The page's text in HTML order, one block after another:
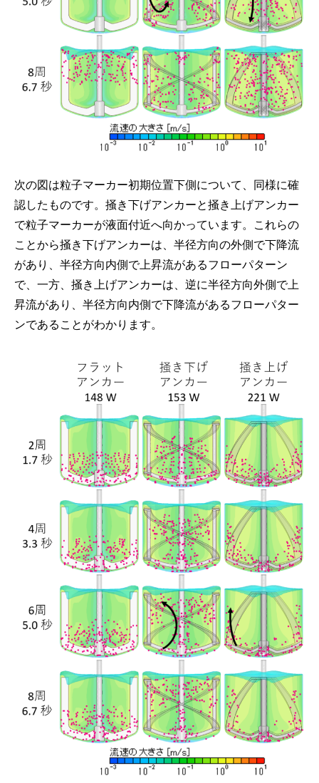
次の図は粒子マーカー初期位置下側について、同様に確
認したものです。掻き下げアンカーと掻き上げアンカー
で粒子マーカーが液面付近へ向かっています。これらの
ことから掻き下げアンカーは、半径方向の外側で下降流
があり、半径方向内側で上昇流があるフローパターン
で、一方、掻き上げアンカーは、逆に半径方向外側で上
昇流があり、半径方向内側で下降流があるフローパター
ンであることがわかります。